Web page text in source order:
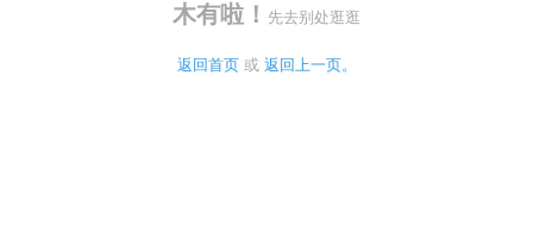
木有啦！ 先去别处逛逛
返回首页 或 返回上一页。